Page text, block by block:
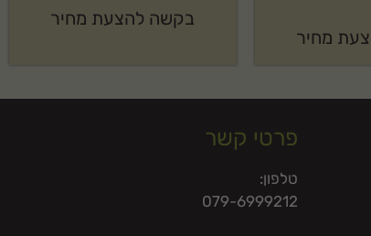
מחיר
בקשה להצעת מחיר
פרטי קשר
טלפון:
079-6999212